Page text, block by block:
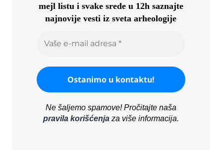
mejl listu i svake srede u 12h saznajte
najnovije vesti iz sveta arheologije
Ne šaljemo spamove! Pročitajte naša
pravila korišćenjaza više informacija.